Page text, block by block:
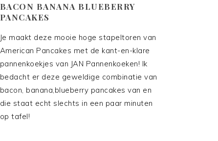
BACON BANANA BLUEBERRY
PANCAKES
Je maakt deze mooie hoge stapeltoren van
American Pancakes met de kant-en-klare
pannenkoekjes van JAN Pannenkoeken! Ik
bedacht er deze geweldige combinatie van
bacon, banana,blueberry pancakes van en
die staat echt slechts in een paar minuten
op tafel!